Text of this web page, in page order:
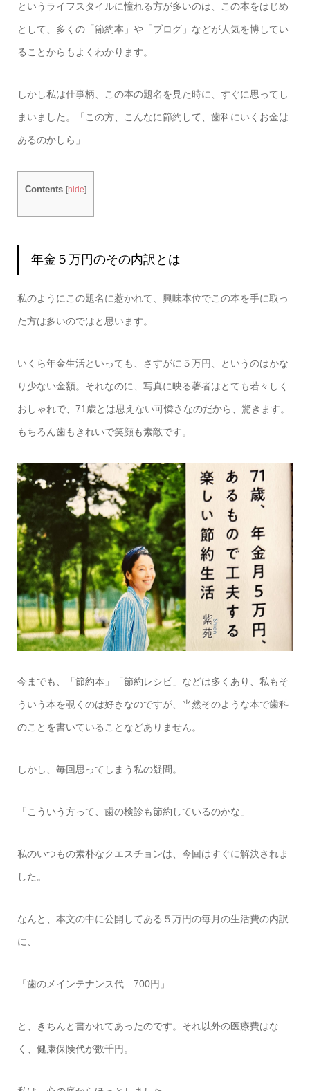
というライフスタイルに憧れる方が多いのは、この本をはじめ
として、多くの「節約本」や「ブログ」などが人気を博してい
ることからもよくわかります。
しかし私は仕事柄、この本の題名を見た時に、すぐに思ってし
まいました。「この方、こんなに節約して、歯科にいくお金は
あるのかしら」
Contents [hide]
年金５万円のその内訳とは
私のようにこの題名に惹かれて、興味本位でこの本を手に取っ
た方は多いのではと思います。
いくら年金生活といっても、さすがに５万円、というのはかな
り少ない金額。それなのに、写真に映る著者はとても若々しく
おしゃれで、71歳とは思えない可憐さなのだから、驚きます。
もちろん歯もきれいで笑顔も素敵です。
今までも、「節約本」「節約レシピ」などは多くあり、私もそ
ういう本を覗くのは好きなのですが、当然そのような本で歯科
のことを書いていることなどありません。
しかし、毎回思ってしまう私の疑問。
「こういう方って、歯の検診も節約しているのかな」
私のいつもの素朴なクエスチョンは、今回はすぐに解決されま
した。
なんと、本文の中に公開してある５万円の毎月の生活費の内訳
に、
「歯のメインテナンス代 700円」
と、きちんと書かれてあったのです。それ以外の医療費はな
く、健康保険代が数千円。